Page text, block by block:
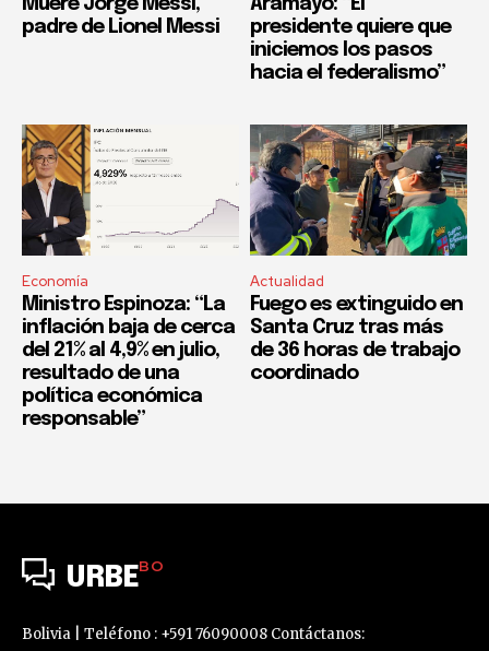
Muere Jorge Messi,
padre de Lionel Messi
Aramayo: “El
presidente quiere que
iniciemos los pasos
hacia el federalismo”
Economía
Ministro Espinoza: “La
inflación baja de cerca
del 21% al 4,9% en julio,
resultado de una
política económica
responsable”
Actualidad
Fuego es extinguido en
Santa Cruz tras más
de 36 horas de trabajo
coordinado
URBEBO
Bolivia | Teléfono : +591 76090008 Contáctanos: